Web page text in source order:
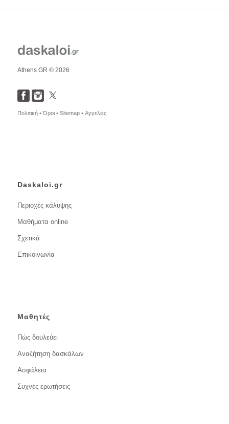
Athens GR © 2026
Πολιτική •Όροι • Sitemap • Αγγελίες
Daskaloi.gr
Περιοχές κάλυψης
Μαθήματα online
Σχετικά
Επικοινωνία
Μαθητές
Πώς δουλεύει
Αναζήτηση δασκάλων
Ασφάλεια
Συχνές ερωτήσεις